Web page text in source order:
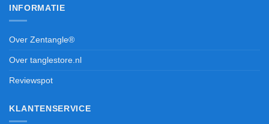
INFORMATIE
Over Zentangle®
Over tanglestore.nl
Reviewspot
KLANTENSERVICE